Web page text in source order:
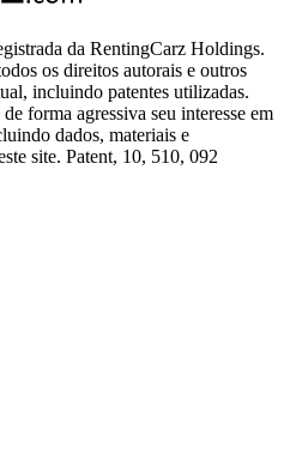
da RentingCarz Holdings.
os direitos autorais e outros
incluindo patentes utilizadas.
forma agressiva seu interesse em
dados, materiais e
site. Patent, 10, 510, 092